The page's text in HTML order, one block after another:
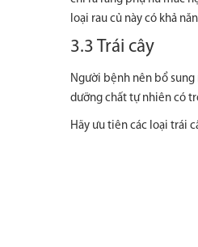
loại rau củ này có khả
3.3 Trái cây
Người bệnh nên bổ
dưỡng chất tự nhiên có
Hãy ưu tiên các loại trái